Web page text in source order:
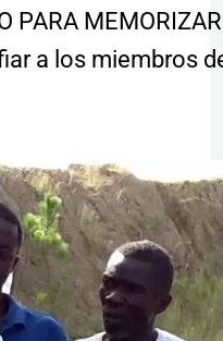
PARA
a los miembros